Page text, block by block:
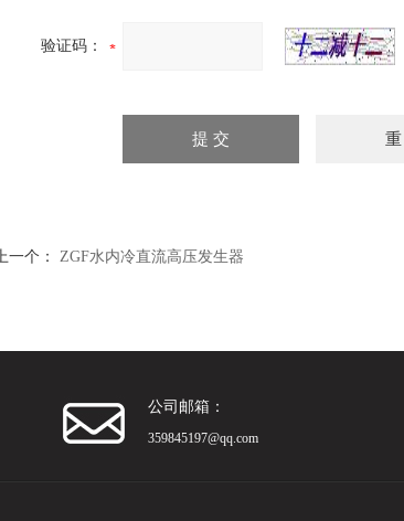
验证码：
上一个： ZGF水内冷直流高压发生器
公司邮箱：
359845197@qq.com